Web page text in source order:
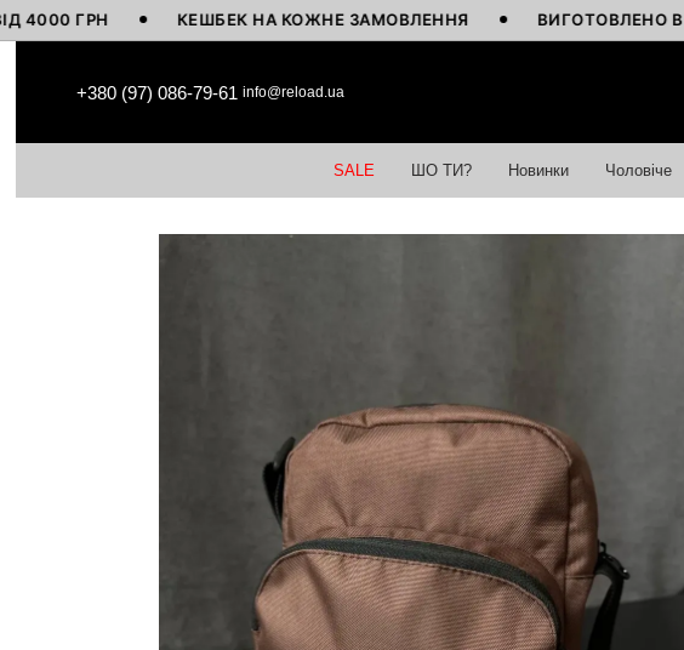
ГРН КЕШБЕК НА КОЖНЕ ЗАМОВЛЕННЯ ВИГОТОВЛЕНО В УКРАЇНІ
+380 (97) 086-79-61 info@reload.ua
SALE ШО ТИ? Новинки Чоловіче